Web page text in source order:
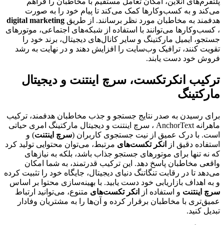
می‌کند و به کسب‌وکارها کمک می‌کند تا پیام خود را به صورت
هدفمند به مخاطبان مورد نظر برسانند. از طریق digital marketing
، کسب‌وکارها می‌توانند با استفاده از شبکه‌های اجتماعی، موتورهای
جستجو، ایمیل مارکتینگ و سایر کانال‌های دیجیتال، برند خود را
تقویت کنند، ترافیک وب‌سایت را افزایش دهند و در نهایت به رشد
فروش خود دست یابند.
ترکیب انکرتکست، سرچ اینتنت و دیجیتال
مارکتینگ
برای رسیدن به صدر نتایج جستجو و جذب مخاطبان هدفمند، ترکیب
ماهرانه AnchorText ، سرچ اینتنت و دیجیتال مارکتینگ امری حیاتی
است. با درک عمیق از نیت جستجوی کاربران (سرچ اینتنت) و
استفاده دقیق از
انکر تکست‌های مرتبط، می‌توان محتوایی تولید کرد
که نه تنها برای موتورهای جستجو جذاب باشد، بلکه به نیازهای
واقعی مخاطبان پاسخ دهد. این ترکیب قدرتمند، به شما امکان
می‌دهد تا در رقابت تنگاتنگ دنیای دیجیتال، جایگاه خود را تثبیت کرده
و به اهداف بازاریابی خود دست یابید. با بهینه‌سازی محتوا بر اساس
سرچ اینتنت و استفاده از انکر تکست‌های متنوع، می‌توانید ارتباط
عمیق‌تری با مخاطبان برقرار کرده و آن‌ها را به مشتریان وفادار
تبدیل کنید.